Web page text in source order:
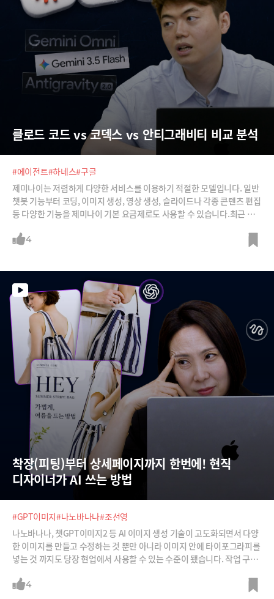
클로드 코드 vs 코덱스 vs 안티그래비티 비교 분석
#에이전트#하네스#구글
제미나이는 저렴하게 다양한 서비스를 이용하기 적절한 모델입니다. 일반
챗봇 기능부터 코딩, 이미지 생성, 영상 생성, 슬라이드나 각종 콘텐츠 편집
등 다양한 기능을 제미나이 기본 요금제로도 사용할 수 있습니다.최근 공
미나이 3.5 플래시 모델을 활용한 안티그래비티 코딩을 직접 시연해 봤습
는 사용자가 좋아할만한 다양한 기능을 알아서 추가해주는 것이 장점으로
꼽혔습니다.하지만, 단점도 있었는데요. 어떤 점에서 다른 모델에 비해 부
족함이 있었을까요? 늘 새로운 툴들을 쉽고 재미있게 알려주는 최지웅 유
캔랩스 대표가 여러분들께 비교 시연을 보여드립니다.
4
착장(피팅)부터 상세페이지까지 한번에! 현직
디자이너가 AI 쓰는 방법
#GPT이미지#나노바나나#조선영
나노바나나, 챗GPT이미지2 등 AI 이미지 생성 기술이 고도화되면서 다양
한 이미지를 만들고 수정하는 것 뿐만 아니라 이미지 안에 타이포그라피를
넣는 것 까지도 당장 현업에서 사용할 수 있는 수준이 됐습니다. 작업 구조
프롬프트 생성, 이미지 생성, 타이포그라피 적용 등의 작업을 할 수 있습니
4